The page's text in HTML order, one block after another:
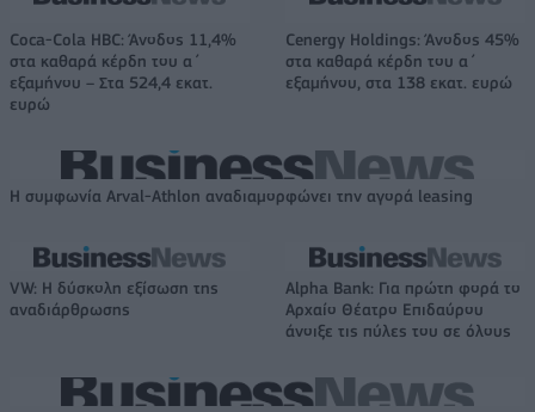
Coca-Cola HBC: Άνοδος 11,4%
στα καθαρά κέρδη του α΄
εξαμήνου – Στα 524,4 εκατ.
ευρώ
Cenergy Holdings: Άνοδος 45%
στα καθαρά κέρδη του α΄
εξαμήνου, στα 138 εκατ. ευρώ
Η συμφωνία Arval-Athlon αναδιαμορφώνει την αγορά leasing
VW: Η δύσκολη εξίσωση της
αναδιάρθρωσης
Alpha Bank: Για πρώτη φορά το
Αρχαίο Θέατρο Επιδαύρου
άνοιξε τις πύλες του σε όλους